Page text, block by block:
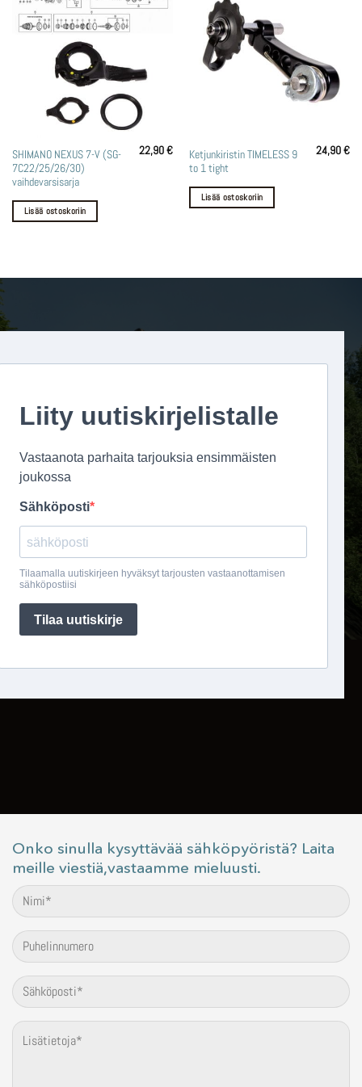
SHIMANO NEXUS 7-V (SG-
7C22/25/26/30)
vaihdevarsisarja
22,90€
Lisää ostoskoriin
Ketjunkiristin TIMELESS 9
to 1 tight
24,90€
Lisää ostoskoriin
Onko sinulla kysyttävää sähköpyöristä? Laita
meille viestiä,vastaamme mieluusti.